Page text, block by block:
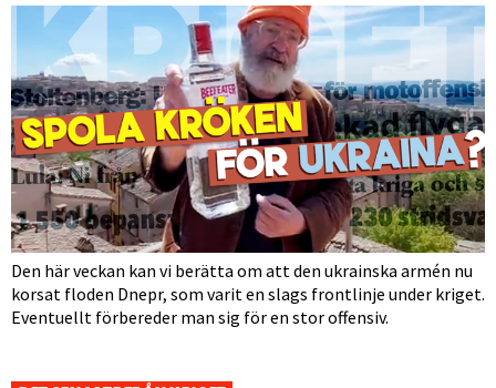
Den här veckan kan vi berätta om att den ukrainska armén nu
korsat floden Dnepr, som varit en slags frontlinje under kriget.
Eventuellt förbereder man sig för en stor offensiv.